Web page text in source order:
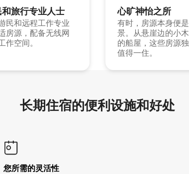
旅行专业人士
民和远程工作专业
房源，配备无线网
作空间。
心旷神怡之所
有时，房源本身便
景。从悬崖边的小
的船屋，这些房源
值得一住。
长期住宿的便利设施和好处
您所需的灵活性